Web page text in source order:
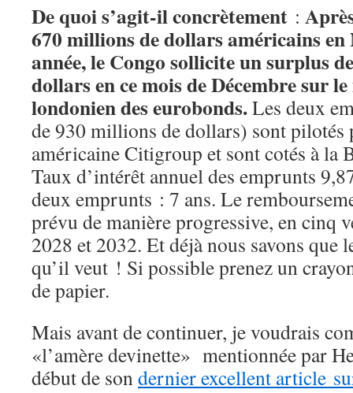
De quoi s’agit-il concrètement :
670 millions de dollars américains en
année, le Congo sollicite un surplus
dollars en ce mois de Décembre sur
londonien des eurobonds.Les deux
de 930 millions de dollars) sont pilotés
américaine Citigroup et sont cotés à la
Taux d’intérêt annuel des emprunts
deux emprunts : 7 ans. Le
prévu de manière progressive, en cinq
2028 et 2032. Et déjà nous savons que
qu’il veut ! Si possible prenez un
de papier.
Mais avant de continuer, je voudrais
«l’amère devinette» mentionnée par
début de sondernier excellent article